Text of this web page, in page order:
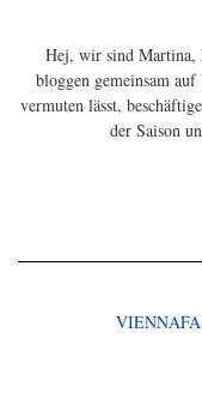
Hej, wir sind Martina,
bloggen gemeinsam
vermuten lässt,
der Saison